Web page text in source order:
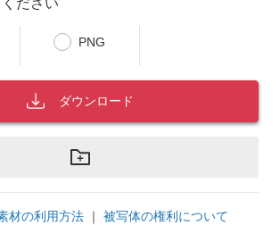
PNG
ダウンロード
材の利用方法 ｜ 被写体の権利について